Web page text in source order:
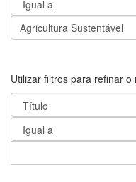
Utilizar filtros para refinar